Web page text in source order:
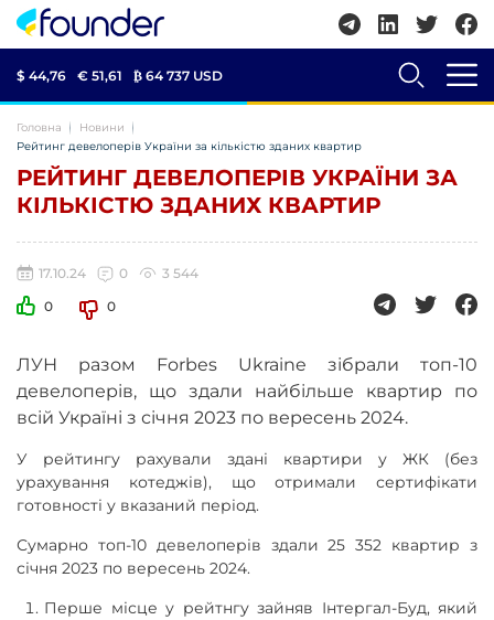
$ 44,76 € 51,61 ₿ 64 737 USD
Головна
Новини
Рейтинг девелоперів України за кількістю зданих квартир
РЕЙТИНГ ДЕВЕЛОПЕРІВ УКРАЇНИ ЗА
КІЛЬКІСТЮ ЗДАНИХ КВАРТИР
17.10.24 0
3 544
0
0
ЛУН разом Forbes Ukraine зібрали топ-10
девелоперів, що здали найбільше квартир по
всій Україні з січня 2023 по вересень 2024.
У рейтингу рахували здані квартири у ЖК (без
урахування котеджів), що отримали сертифікати
готовності у вказаний період.
Сумарно топ-10 девелоперів здали 25 352 квартир з
січня 2023 по вересень 2024.
Перше місце у рейтнгу зайняв Інтергал-Буд, який